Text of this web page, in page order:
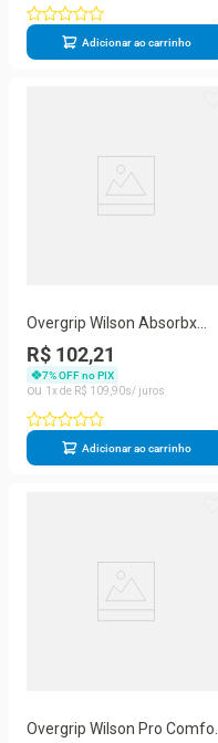
Adicionar ao carrinho
Overgrip Wilson Absorbx
Vermelho Com 03 Unidades
R$ 102,21
7% OFF no PIX
1
R$ 109 90
Adicionar ao carrinho
Overgrip Wilson Pro Comfort